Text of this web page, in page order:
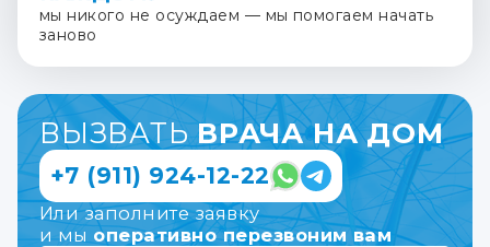
мы никого не осуждаем — мы помогаем начать
заново
ВЫЗВАТЬВРАЧА НА ДОМ
+7 (911) 924-12-22
Или заполните заявку
и мы оперативно перезвоним вам